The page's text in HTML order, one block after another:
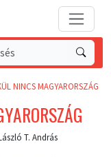
NINCS MAGYARORSZÁG
T. András